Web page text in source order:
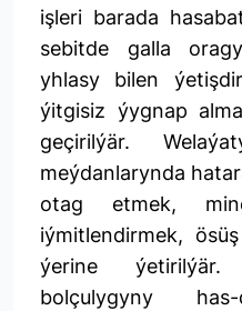
işleri barada
sebitde galla
yhlasy bilen
ýitgisiz ýygnap
geçirilýär.
meýdanlarynda
otag etmek,
iýmitlendirmek,
ýerine ýetirilýär.
bolçulygyny